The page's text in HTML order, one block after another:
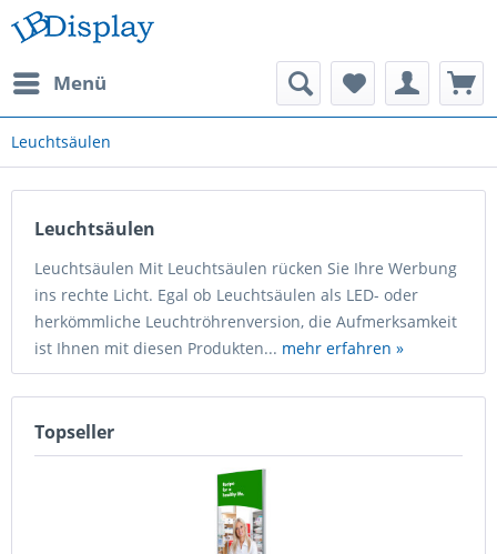
Menü
Leuchtsäulen
Leuchtsäulen
Leuchtsäulen Mit Leuchtsäulen rücken Sie Ihre Werbung
ins rechte Licht. Egal ob Leuchtsäulen als LED- oder
herkömmliche Leuchtröhrenversion, die Aufmerksamkeit
ist Ihnen mit diesen Produkten... mehr erfahren »
Topseller